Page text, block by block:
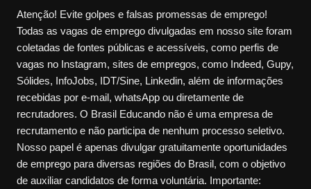
Atenção! Evite golpes e falsas promessas de emprego!
Todas as vagas de emprego divulgadas em nosso site foram
coletadas de fontes públicas e acessíveis, como perfis de
vagas no Instagram, sites de empregos, como Indeed, Gupy,
Sólides, InfoJobs, IDT/Sine, Linkedin, além de informações
recebidas por e-mail, whatsApp ou diretamente de
recrutadores. O Brasil Educando não é uma empresa de
recrutamento e não participa de nenhum processo seletivo.
Nosso papel é apenas divulgar gratuitamente oportunidades
de emprego para diversas regiões do Brasil, com o objetivo
de auxiliar candidatos de forma voluntária. Importante: